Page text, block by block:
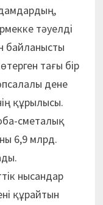
тәуелді
байланысты
тағы бір
дене
құрылысы.
сметалық
6,9 млрд.
нысандар
құрайтын